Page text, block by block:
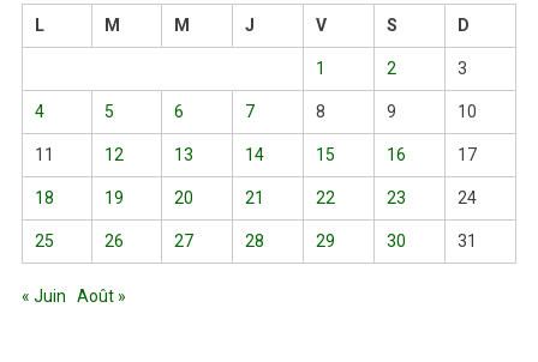
L
M M J V S D
1 2 3
4 5 6 7 8 9 10
11 12 13 14 15 16 17
18 19 20 21 22 23 24
25 26 27 28 29 30 31
« Juin Août »